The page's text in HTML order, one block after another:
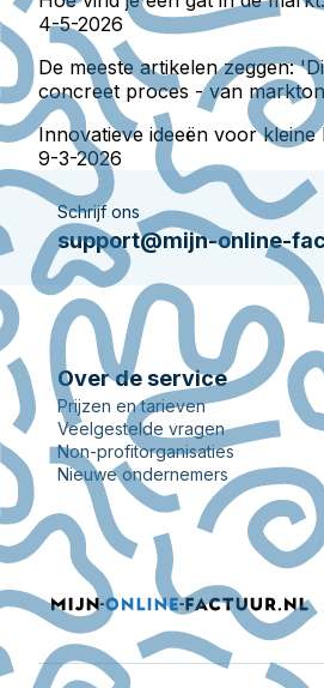
4-5-2026
De meeste artikelen zeggen:
concreet proces - van
Innovatieve ideeën voor
9-3-2026
Schrijf ons
support@mijn-online-
Over de service
Prijzen en tarieven
Veelgestelde vragen
Non-profitorganisaties
Nieuwe ondernemers